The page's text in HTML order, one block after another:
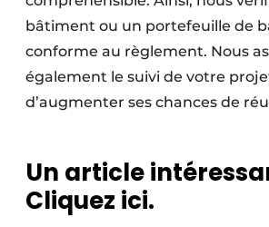
bâtiment ou un portefeuille de
conforme au règlement. Nous
également le suivi de votre
d’augmenter ses chances de
Un article
Cliquez ici.